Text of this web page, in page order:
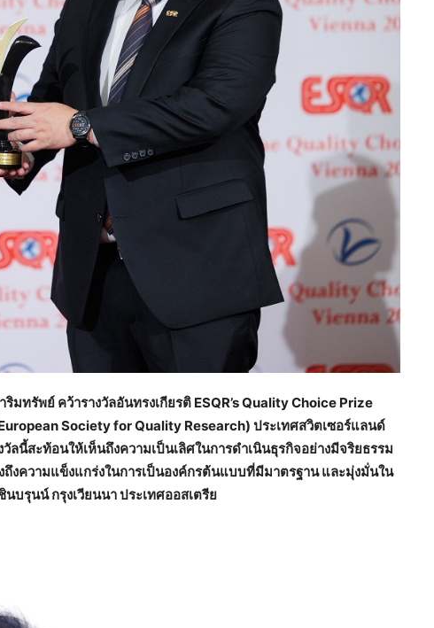
ทรัพย์ คว้ารางวัลอันทรงเกียรติ ESQR’s Quality Choice Prize
Society for Quality Research) ประเทศสวิตเซอร์แลนด์
นี้สะท้อนให้เห็นถึงความเป็นเลิศในการดำเนินธุรกิจอย่างมีจริยธรรม
งความแข็งแกร่งในการเป็นองค์กรต้นแบบที่มีมาตรฐาน และมุ่งมั่นใน
รุนน์ กรุงเวียนนา ประเทศออสเตรีย